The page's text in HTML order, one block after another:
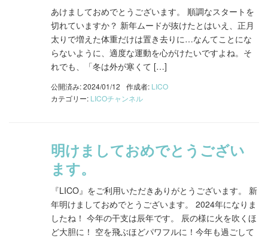
あけましておめでとうございます。 順調なスタートを
切れていますか？ 新年ムードが抜けたとはいえ、正月
太りで増えた体重だけは置き去りに…なんてことにな
らないように、適度な運動を心がけたいですよね。そ
れでも、「冬は外が寒くて […]
公開済み: 2024/01/12 作成者: LICO
カテゴリー: LICOチャンネル
明けましておめでとうござい
ます。
『LICO』をご利用いただきありがとうございます。 新
年明けましておめでとうございます。 2024年になりま
したね！ 今年の干支は辰年です。 辰の様に火を吹くほ
ど大胆に！ 空を飛ぶほどパワフルに！今年も過ごして